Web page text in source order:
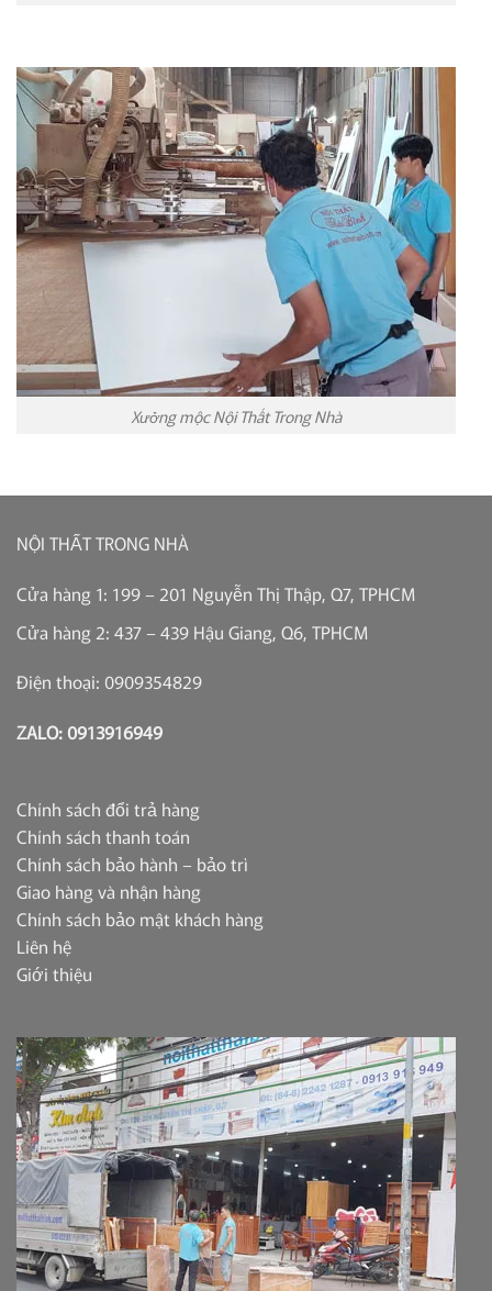
Xưởng mộc Nội Thất Trong Nhà
NỘI THẤT TRONG NHÀ
Cửa hàng 1: 199 – 201 Nguyễn Thị Thập, Q7, TPHCM
Cửa hàng 2: 437 – 439 Hậu Giang, Q6, TPHCM
Điện thoại: 0909354829
ZALO: 0913916949
Chính sách đổi trả hàng
Chính sách thanh toán
Chính sách bảo hành – bảo trì
Giao hàng và nhận hàng
Chính sách bảo mật khách hàng
Liên hệ
Giới thiệu